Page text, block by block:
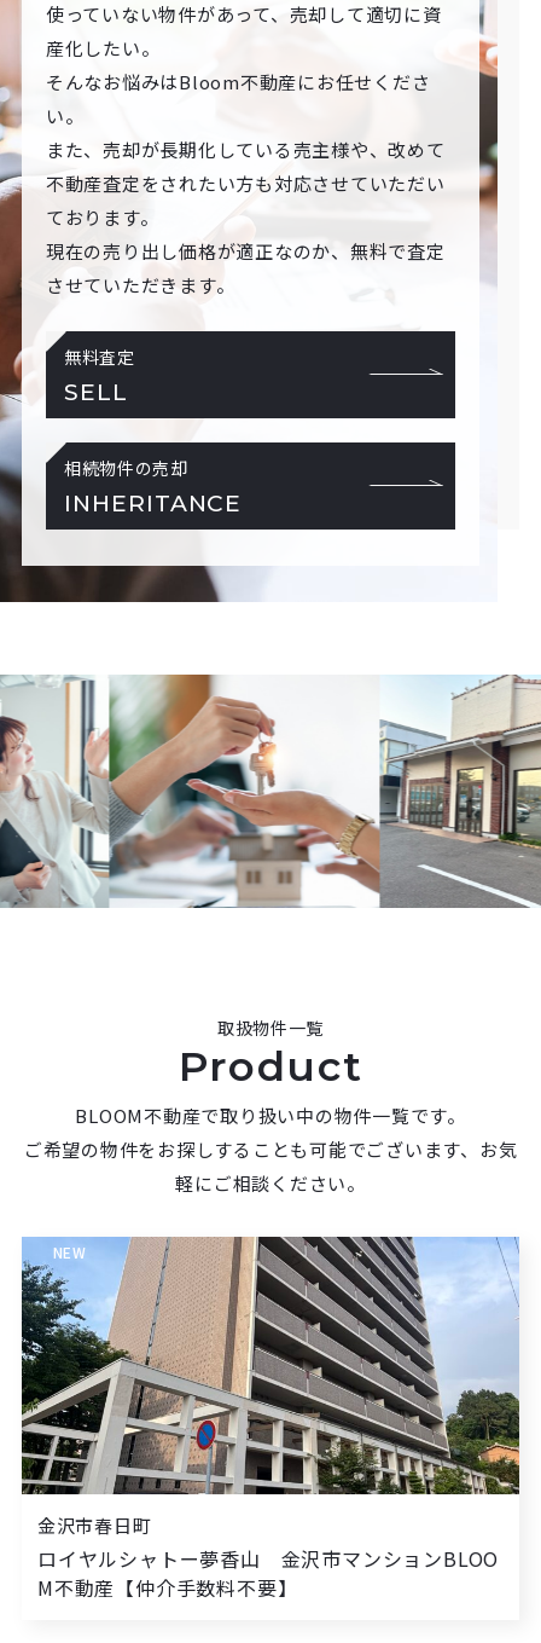
使っていない物件があって、売却して適切に資
産化したい。
そんなお悩みはBloom不動産にお任せくださ
い。
また、売却が長期化している売主様や、改めて
不動産査定をされたい方も対応させていただい
ております。
現在の売り出し価格が適正なのか、無料で査定
させていただきます。
無料査定
SELL
相続物件の売却
INHERITANCE
取扱物件一覧
Product
BLOOM不動産で取り扱い中の物件一覧です。
ご希望の物件をお探しすることも可能でございます、お気
軽にご相談ください。
金沢市春日町
ロイヤルシャトー夢香山 金沢市マンションBLOO
M不動産【仲介手数料不要】
NEW